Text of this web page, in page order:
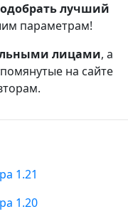
лучший
параметрам!
лицами, а
на сайте
1.21
1.20